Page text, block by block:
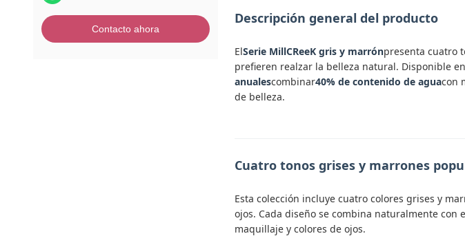
Contacto ahora
Descripción general del producto
ElSerie MillCReeK gris y marrónpresenta cuatro
prefieren realzar la belleza natural. Disponible en
anualescombinar40% de contenido de aguacon
de belleza.
Cuatro tonos grises y marrones
Esta colección incluye cuatro colores grises y
ojos. Cada diseño se combina naturalmente
maquillaje y colores de ojos.